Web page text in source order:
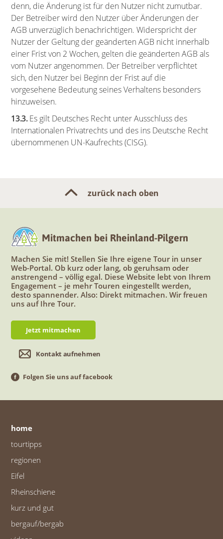
denn, die Änderung ist für den Nutzer nicht zumutbar.
Der Betreiber wird den Nutzer über Änderungen der
AGB unverzüglich benachrichtigen. Widerspricht der
Nutzer der Geltung der geänderten AGB nicht innerhalb
einer Frist von 2 Wochen, gelten die geänderten AGB als
vom Nutzer angenommen. Der Betreiber verpflichtet
sich, den Nutzer bei Beginn der Frist auf die
vorgesehene Bedeutung seines Verhaltens besonders
hinzuweisen.
13.3.Es gilt Deutsches Recht unter Ausschluss des
Internationalen Privatrechts und des ins Deutsche Recht
übernommenen UN-Kaufrechts (CISG).
zurück nach oben
Mitmachen bei Rheinland-Pilgern
Machen Sie mit! Stellen Sie Ihre eigene Tour in unser
Web-Portal. Ob kurz oder lang, ob geruhsam oder
anstrengend – völlig egal. Diese Website lebt von Ihrem
Engagement – je mehr Touren eingestellt werden,
desto spannender. Also: Direkt mitmachen. Wir freuen
uns auf Ihre Tour.
Jetzt mitmachen
Kontakt aufnehmen
Folgen Sie uns auf facebook
home
tourtipps
regionen
Eifel
Rheinschiene
kurz und gut
bergauf/bergab